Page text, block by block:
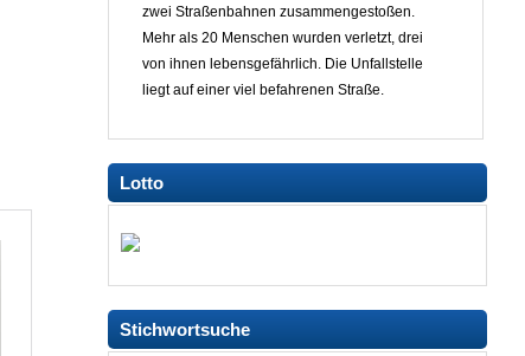
zwei Straßenbahnen zusammengestoßen.
Mehr als 20 Menschen wurden verletzt, drei
von ihnen lebensgefährlich. Die Unfallstelle
liegt auf einer viel befahrenen Straße.
Lotto
Stichwortsuche